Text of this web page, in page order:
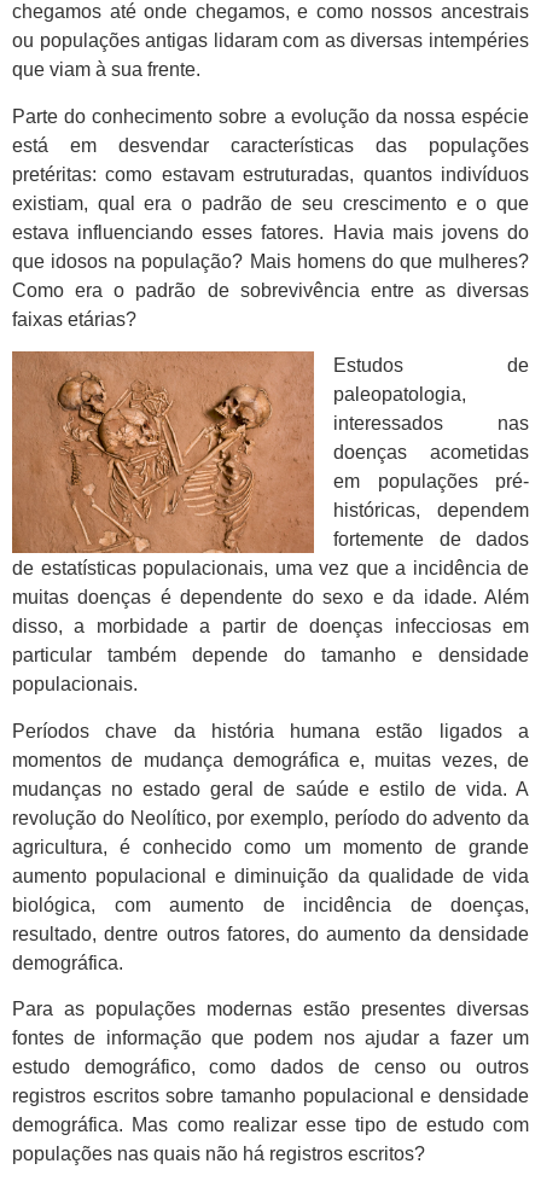
chegamos até onde chegamos, e como nossos ancestrais
ou populações antigas lidaram com as diversas intempéries
que viam à sua frente.
Parte do conhecimento sobre a evolução da nossa espécie
está em desvendar características das populações
pretéritas: como estavam estruturadas, quantos indivíduos
existiam, qual era o padrão de seu crescimento e o que
estava influenciando esses fatores. Havia mais jovens do
que idosos na população? Mais homens do que mulheres?
Como era o padrão de sobrevivência entre as diversas
faixas etárias?
Estudos de
paleopatologia,
interessados nas
doenças acometidas
em populações pré-
históricas, dependem
fortemente de dados
de estatísticas populacionais, uma vez que a incidência de
muitas doenças é dependente do sexo e da idade. Além
disso, a morbidade a partir de doenças infecciosas em
particular também depende do tamanho e densidade
populacionais.
Períodos chave da história humana estão ligados a
momentos de mudança demográfica e, muitas vezes, de
mudanças no estado geral de saúde e estilo de vida. A
revolução do Neolítico, por exemplo, período do advento da
agricultura, é conhecido como um momento de grande
aumento populacional e diminuição da qualidade de vida
biológica, com aumento de incidência de doenças,
resultado, dentre outros fatores, do aumento da densidade
demográfica.
Para as populações modernas estão presentes diversas
fontes de informação que podem nos ajudar a fazer um
estudo demográfico, como dados de censo ou outros
registros escritos sobre tamanho populacional e densidade
demográfica. Mas como realizar esse tipo de estudo com
populações nas quais não há registros escritos?